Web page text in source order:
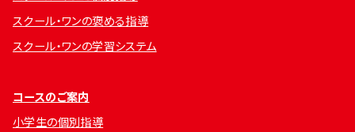
スクール・ワンの褒める指導
スクール・ワンの学習システム
コースのご案内
小学生の個別指導